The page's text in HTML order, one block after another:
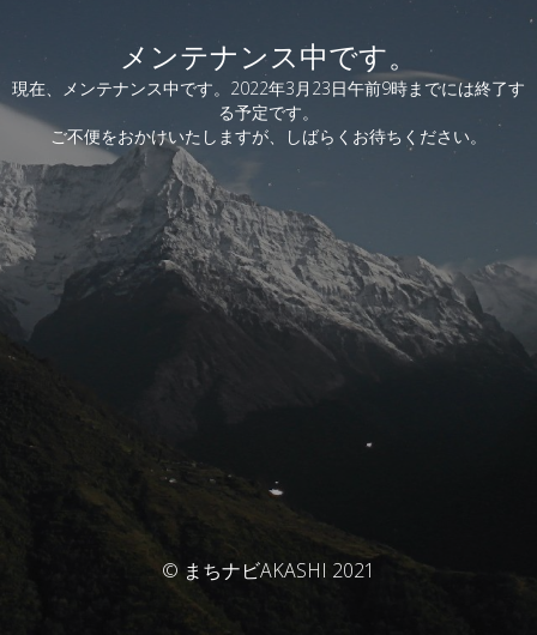
メンテナンス中です。
現在、メンテナンス中です。2022年3月23日午前9時までには終了す
る予定です。
ご不便をおかけいたしますが、しばらくお待ちください。
© まちナビAKASHI 2021